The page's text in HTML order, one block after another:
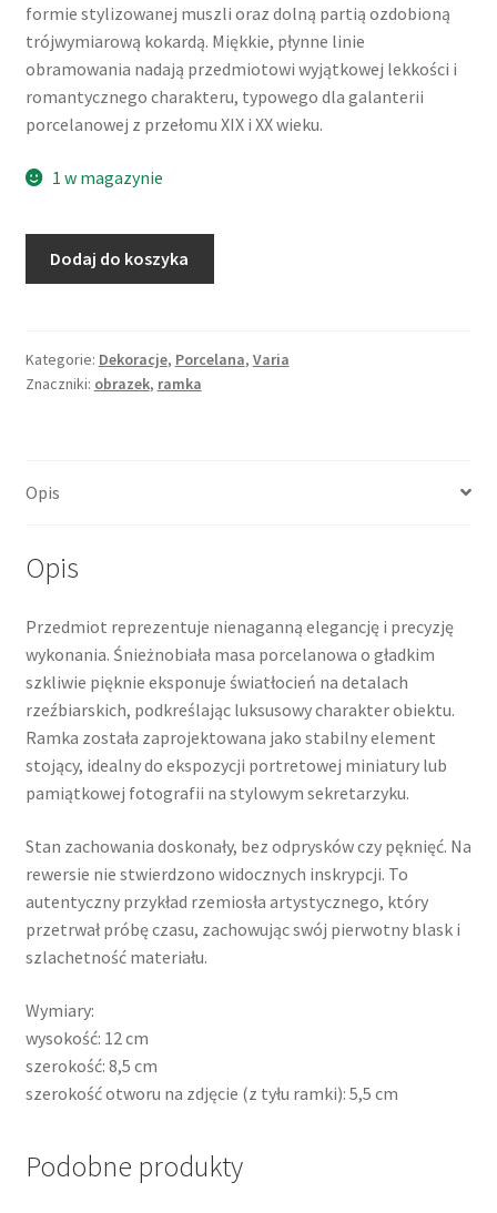
formie stylizowanej muszli oraz dolną partią ozdobioną
trójwymiarową kokardą. Miękkie, płynne linie
obramowania nadają przedmiotowi wyjątkowej lekkości i
romantycznego charakteru, typowego dla galanterii
porcelanowej z przełomu XIX i XX wieku.
1 w magazynie
Porcelanowa
zdjęcie
portretowe,
dekoracyjna
Dodaj do koszyka
Kategorie: Dekoracje, Porcelana, Varia
Znaczniki: obrazek, ramka
Opis
Opis
Przedmiot reprezentuje nienaganną elegancję i precyzję
wykonania. Śnieżnobiała masa porcelanowa o gładkim
szkliwie pięknie eksponuje światłocień na detalach
rzeźbiarskich, podkreślając luksusowy charakter obiektu.
Ramka została zaprojektowana jako stabilny element
stojący, idealny do ekspozycji portretowej miniatury lub
pamiątkowej fotografii na stylowym sekretarzyku.
Stan zachowania doskonały, bez odprysków czy pęknięć. Na
rewersie nie stwierdzono widocznych inskrypcji. To
autentyczny przykład rzemiosła artystycznego, który
przetrwał próbę czasu, zachowując swój pierwotny blask i
szlachetność materiału.
Wymiary:
wysokość: 12 cm
szerokość: 8,5 cm
szerokość otworu na zdjęcie (z tyłu ramki): 5,5 cm
Podobne produkty